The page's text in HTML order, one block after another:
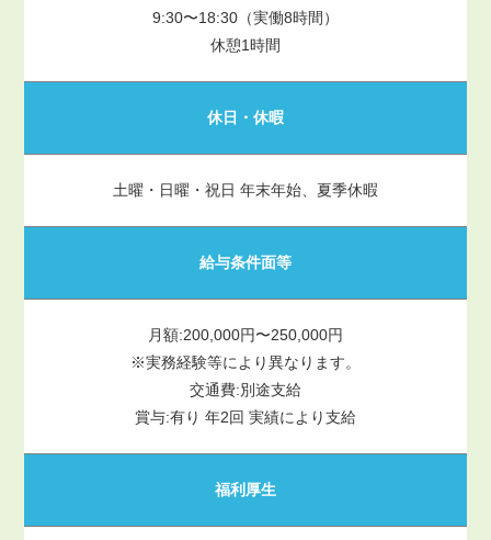
9:30〜18:30（実働8時間）
休憩1時間
休日・休暇
土曜・日曜・祝日 年末年始、夏季休暇
給与条件面等
月額:200,000円〜250,000円
※実務経験等により異なります。
交通費:別途支給
賞与:有り 年2回 実績により支給
福利厚生